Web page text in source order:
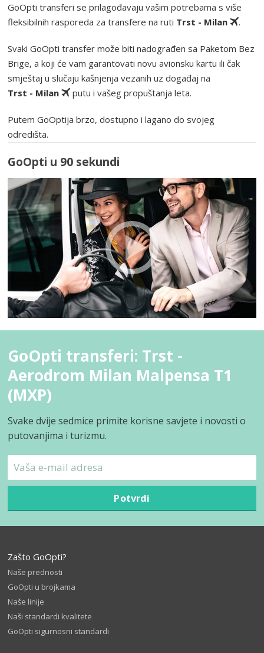
GoOpti transferi se prilagođavaju vašim potrebama s više
fleksibilnih rasporeda za transfere na ruti Trst - Milan .
Svaki GoOpti transfer može biti nadograđen sa Paketom Bez
Brige, a koji će vam garantovati novu avionsku kartu ili čak
smještaj u slučaju kašnjenja vezanih uz događaj na
Trst - Milan
putu i vašeg propuštanja leta.
Putem GoOptija brzo, dostupno i lagano do svojeg
odredišta.
GoOpti u 90 sekundi
GoOpti transferi: Trst -
Aerodrom Milan Malpensa T1
(MXP)
Svake dvije sedmice primite korisne savjete i novosti o
putovanjima i turizmu.
Potvrdi
Zašto GoOpti?
Naše prednosti
GoOpti u brojkama
Naše linije
Naši standardi kvalitete
GoOpti sigurnosni standardi